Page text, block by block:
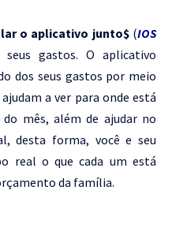
o aplicativo junto$(IOS
gastos. O aplicativo
dos seus gastos por meio
a ver para onde está
mês, além de ajudar no
desta forma, você e seu
real o que cada um está
da família.